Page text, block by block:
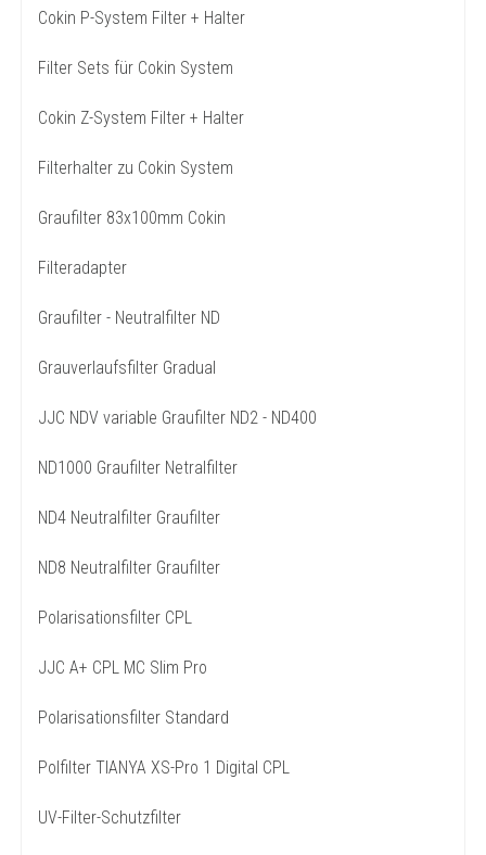
Cokin P-System Filter + Halter
Filter Sets für Cokin System
Cokin Z-System Filter + Halter
Filterhalter zu Cokin System
Graufilter 83x100mm Cokin
Filteradapter
Graufilter - Neutralfilter ND
Grauverlaufsfilter Gradual
JJC NDV variable Graufilter ND2 - ND400
ND1000 Graufilter Netralfilter
ND4 Neutralfilter Graufilter
ND8 Neutralfilter Graufilter
Polarisationsfilter CPL
JJC A+ CPL MC Slim Pro
Polarisationsfilter Standard
Polfilter TIANYA XS-Pro 1 Digital CPL
UV-Filter-Schutzfilter